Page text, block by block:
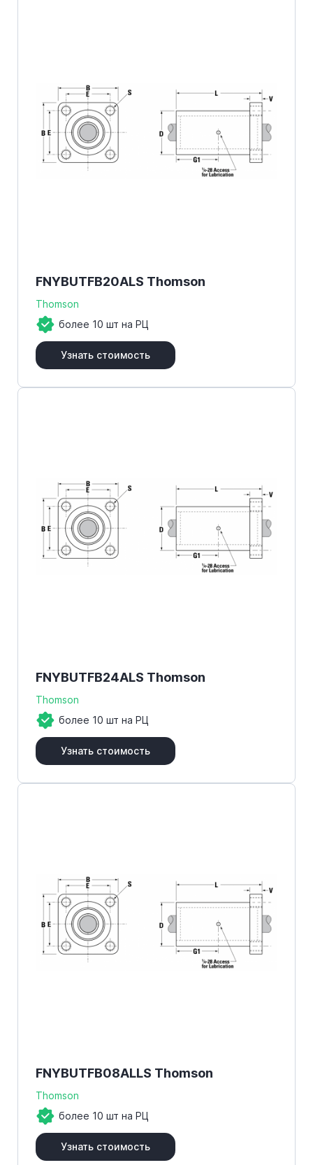
FNYBUTFB20ALS Thomson
Thomson
более 10 шт на РЦ
Узнать стоимость
FNYBUTFB24ALS Thomson
Thomson
более 10 шт на РЦ
Узнать стоимость
FNYBUTFB08ALLS Thomson
Thomson
более 10 шт на РЦ
Узнать стоимость